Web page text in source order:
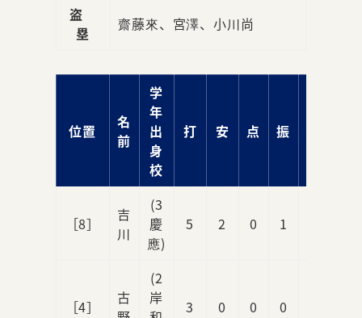
盗
塁
齋藤來、宮澤、小川尚
位置
名
前
学
年
出
身
校
打 安 点 振
［8］
吉
川
(3
慶
應)
5 2 0 1
［4］
古
(2
岸
3 0 0 0